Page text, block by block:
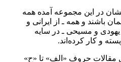
در این مجموعه آمده همه
باشند و همه ـ از ایرانی و
و مسیحی ـ در سایه
و کار کرده‌اند.
مقالات حروف «الف» تا «ح»